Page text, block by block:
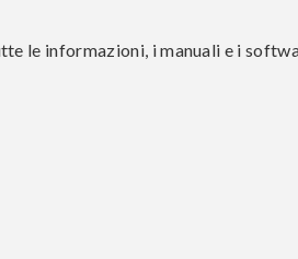
le informazioni, i manuali e i